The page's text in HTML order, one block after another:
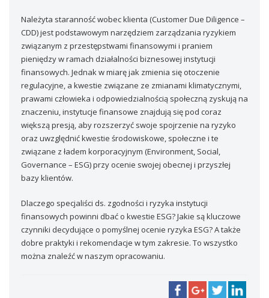
Należyta staranność wobec klienta (Customer Due Diligence –
CDD) jest podstawowym narzędziem zarządzania ryzykiem
związanym z przestępstwami finansowymi i praniem
pieniędzy w ramach działalności biznesowej instytucji
finansowych. Jednak w miarę jak zmienia się otoczenie
regulacyjne, a kwestie związane ze zmianami klimatycznymi,
prawami człowieka i odpowiedzialnością społeczną zyskują na
znaczeniu, instytucje finansowe znajdują się pod coraz
większą presją, aby rozszerzyć swoje spojrzenie na ryzyko
oraz uwzględnić kwestie środowiskowe, społeczne i te
związane z ładem korporacyjnym (Environment, Social,
Governance – ESG) przy ocenie swojej obecnej i przyszłej
bazy klientów.
Dlaczego specjaliści ds. zgodności i ryzyka instytucji
finansowych powinni dbać o kwestie ESG? Jakie są kluczowe
czynniki decydujące o pomyślnej ocenie ryzyka ESG? A także
dobre praktyki i rekomendacje w tym zakresie. To wszystko
można znaleźć w naszym opracowaniu.